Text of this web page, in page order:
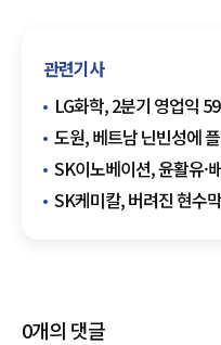
관련기사
LG화학, 2분기 영업익
흑자전환
도원, 베트남 닌빈성에
SK이노베이션, 윤활유·
3조4873억원
SK케미칼, 버려진 현수
0개의 댓글